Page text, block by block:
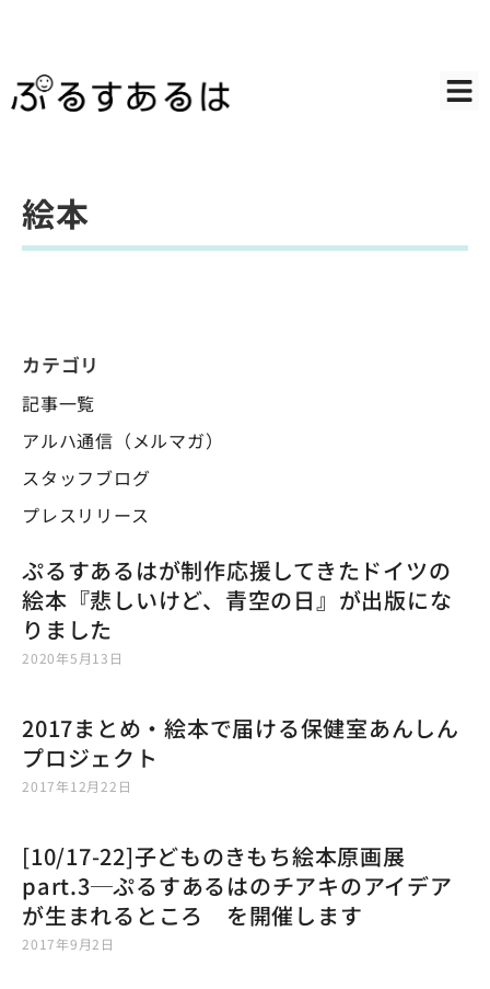
絵本
カテゴリ
記事一覧
アルハ通信（メルマガ）
スタッフブログ
プレスリリース
ぷるすあるはが制作応援してきたドイツの
絵本『悲しいけど、青空の日』が出版にな
りました
2020年5月13日
2017まとめ・絵本で届ける保健室あんしん
プロジェクト
2017年12月22日
[10/17-22]子どものきもち絵本原画展
part.3─ぷるすあるはのチアキのアイデア
が生まれるところ を開催します
2017年9月2日